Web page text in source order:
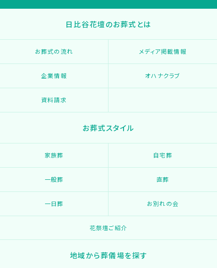
日比谷花壇のお葬式とは
お葬式の流れ メディア掲載情報
企業情報 オハナクラブ
資料請求
お葬式スタイル
家族葬 自宅葬
一般葬 直葬
一日葬 お別れの会
花祭壇ご紹介
地域から葬儀場を探す